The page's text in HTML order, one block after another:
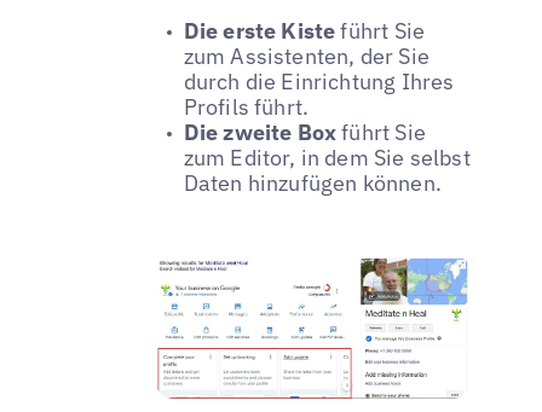
Die erste Kisteführt Sie
zum Assistenten, der Sie
durch die Einrichtung Ihres
Profils führt.
Die zweite Boxführt Sie
zum Editor, in dem Sie selbst
Daten hinzufügen können.